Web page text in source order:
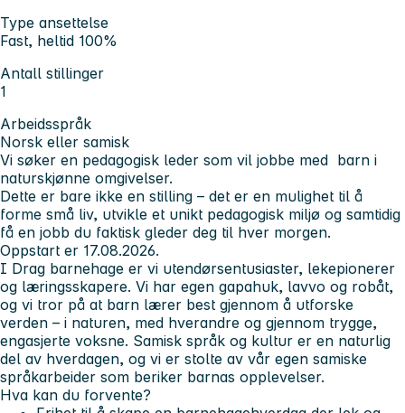
Type ansettelse
Fast, heltid 100%
Antall stillinger
1
Arbeidsspråk
Norsk eller samisk
Vi søker en pedagogisk leder som vil jobbe med barn i
naturskjønne omgivelser.
Dette er bare ikke en stilling – det er en mulighet til å
forme små liv, utvikle et unikt pedagogisk miljø og samtidig
få en jobb du faktisk gleder deg til hver morgen.
Oppstart er 17.08.2026.
I Drag barnehage er vi utendørsentusiaster, lekepionerer
og læringsskapere. Vi har egen gapahuk, lavvo og robåt,
og vi tror på at barn lærer best gjennom å utforske
verden – i naturen, med hverandre og gjennom trygge,
engasjerte voksne. Samisk språk og kultur er en naturlig
del av hverdagen, og vi er stolte av vår egen samiske
språkarbeider som beriker barnas opplevelser.
Hva kan du forvente?